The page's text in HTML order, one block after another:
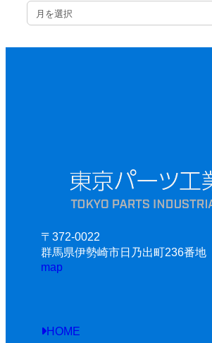
ア
ー
イ
〒372-0022
群馬県伊勢崎市日乃出町236番地
map
HOME